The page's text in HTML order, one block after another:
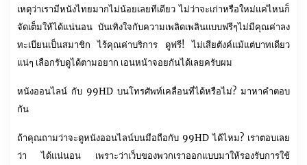
เหตุว่าเรามีหนังไทยมากไม่น้อยเลยทีเดียว ไม่ว่าจะเก่าหรือใหม่แค่ไหนก็
จัดเต็มให้ได้แน่นอน บันเทิงใจกับความเพลิดเพลินแบบฟรีๆไม่มีคุณค่าลง
ทะเบียนเป็นสมาชิก ไร้คุณค่าบริการ ดูฟรี! ไม่เสียตังค์แม้แต่บาทเดียว
แน่ๆ เลือกรับดูได้ตามอยาก เอนหน้าจอยกันได้เลยครับผม
หนังออนไลน์ กับ 99HD บนโทรศัพท์เคลื่อนที่ได้หรือไม่? มาหาคำตอบ
กัน
ถ้าคุณถามว่าจะดูหนังออนไลน์บนมือถือกับ 99HD ได้ไหม? เราตอบเลย
ว่า ได้แน่นอน เพราะว่าเว็บของพวกเราออกแบบมาให้รองรับการใช้